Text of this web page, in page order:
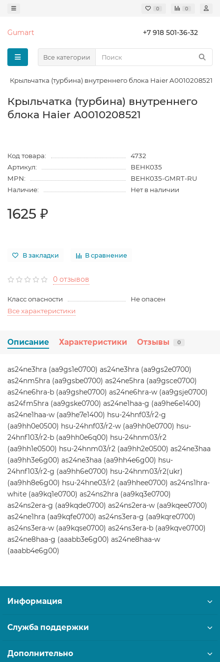
0 0
Gumart +7 918 501-36-32
Все категории
Крыльчатка (турбина) внутреннего блока Haier A0010208521
Крыльчатка (турбина) внутреннего
блока Haier A0010208521
Код товара:
4732
Артикул:
ВЕНК035
MPN:
ВЕНК035-GMRT-RU
Наличие:
Нет в наличии
1625 ₽
В закладки В сравнение
0 отзывов
Класс опасности
Не опасен
Все характеристики
Описание Характеристики Отзывы 0
as24ne3hra (aa9gs1e0700) as24ne3hra (aa9gs2e0700)
as24nm5hra (aa9gsbe0700) as24ne5hra (aa9gsce0700)
as24ne6hra-b (aa9gshe0700) as24ne6hra-w (aa9gsje0700)
as24fm5hra (aa9gske0700) as24ne1haa-g (aa9he6e1400)
as24ne1haa-w (aa9he7e1400) hsu-24hnf03/r2-g
(aa9hh0e0500) hsu-24hnf03/r2-w (aa9hh0e0700) hsu-
24hnf103/r2-b (aa9hh0e6q00) hsu-24hnm03/r2
(aa9hh1e0500) hsu-24hnm03/r2 (aa9hh2e0500) as24ne3haa
(aa9hh3e6g00) as24ne3haa (aa9hh4e6g00) hsu-
24hnf103/r2-g (aa9hh6e0700) hsu-24hnm03/r2(ukr)
(aa9hh8e6g00) hsu-24hne03/r2 (aa9hhee0700) as24ns1hra-
white (aa9kq1e0700) as24ns2hra (aa9kq3e0700)
as24ns2era-g (aa9kqde0700) as24ns2era-w (aa9kqee0700)
as24ne1hra (aa9kqfe0700) as24ns3era-g (aa9kqre0700)
as24ns3era-w (aa9kqse0700) as24ns3era-b (aa9kqve0700)
as24ne8haa-g (aaabb3e6g00) as24ne8haa-w
(aaabb4e6g00)
Информация
Служба поддержки
Дополнительно